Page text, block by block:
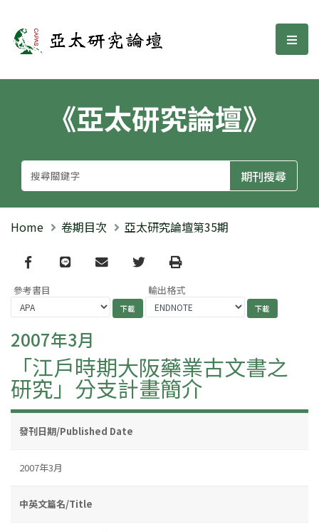
亞太研究論壇 選
《亞太研究論壇》
Home 卷期目次 亞太研究論壇第35期
Facebook
line email TwitterPrint
參考書目 輸出格式
2007年3月
「江戶時期大阪藥業古文書之
研究」分支計畫簡介
發刊日期/Published Date
2007年3月
中英文篇名/Title